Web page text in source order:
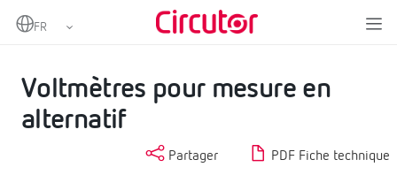
Home Instrumentation analogique
Voltmètres pour mesure en
alternatif
Partager PDF Fiche technique